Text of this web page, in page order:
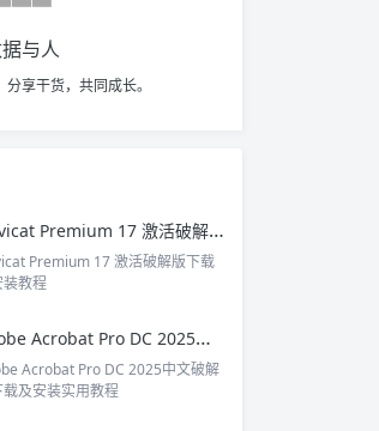
与人
享干货，共同成长。
Navicat Premium 17 激活破解版下载及安装教程
Premium 17 激活破解版下载
装教程
Adobe Acrobat Pro DC 2025中文破解版下载及安装实用教程
Acrobat Pro DC 2025中文破解
载及安装实用教程